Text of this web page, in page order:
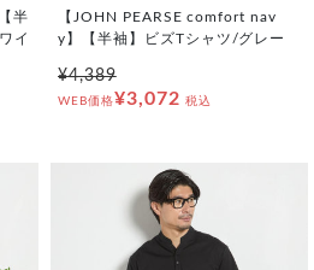
半
イ
【JOHN PEARSE comfort nav
y】【半袖】ビズTシャツ/グレー
¥4,389
WEB価格¥3,072 税込